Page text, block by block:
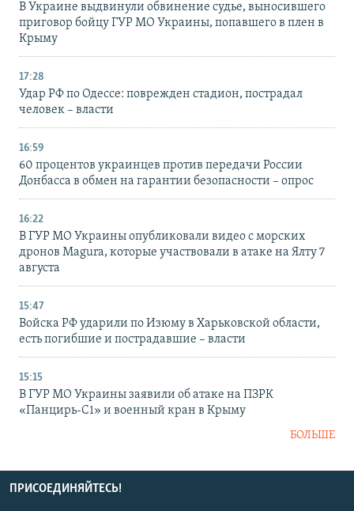
В Украине выдвинули обвинение судье, выносившего
приговор бойцу ГУР МО Украины, попавшего в плен в
Крыму
17:28
Удар РФ по Одессе: поврежден стадион, пострадал
человек – власти
16:59
60 процентов украинцев против передачи России
Донбасса в обмен на гарантии безопасности – опрос
16:22
В ГУР МО Украины опубликовали видео с морских
дронов Magura, которые участвовали в атаке на Ялту 7
августа
15:47
Войска РФ ударили по Изюму в Харьковской области,
есть погибшие и пострадавшие – власти
15:15
В ГУР МО Украины заявили об атаке на ПЗРК
«Панцирь-С1» и военный кран в Крыму
БОЛЬШЕ
ПРИСОЕДИНЯЙТЕСЬ!